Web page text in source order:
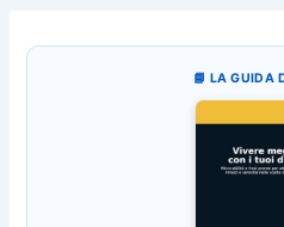
📘 LA GUIDA